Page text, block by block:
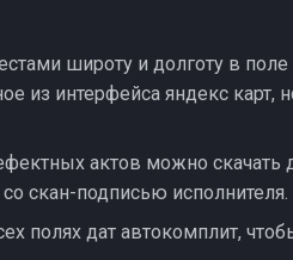
широту и долготу в
из интерфейса яндекс карт,
актов можно скачать
со скан-подписью исполнителя.
полях дат автокомплит,